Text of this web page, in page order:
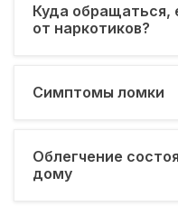
Куда обращаться,
от наркотиков?
Симптомы ломки
Облегчение
дому